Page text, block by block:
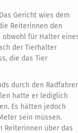
Gericht wies dem
Reiterinnen den
obwohl für Halter
der Tierhalter
die das Tier
durch den Radfahrer
hatte er lediglich
Es hätten jedoch
sein müssen.
Reiterinnen über das